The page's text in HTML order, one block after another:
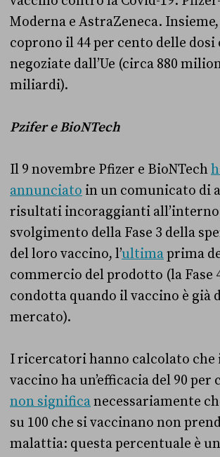
Moderna e AstraZeneca.
coprono il 44 per cento delle dosi
negoziate dall’Ue (circa 880
miliardi).
Pzifer e BioNTech
Il 9 novembre Pfizer e BioNTech
annunciato in un comunicato di
risultati incoraggianti
svolgimento della Fase 3 della
del loro vaccino, l’ultimaprima
commercio del prodotto (la Fase
condotta quando il vaccino è già
mercato).
I ricercatori hanno calcolato che
vaccino ha un’efficacia del 90 per
non significanecessariamente
su 100 che si vaccinano non
malattia: questa percentuale è